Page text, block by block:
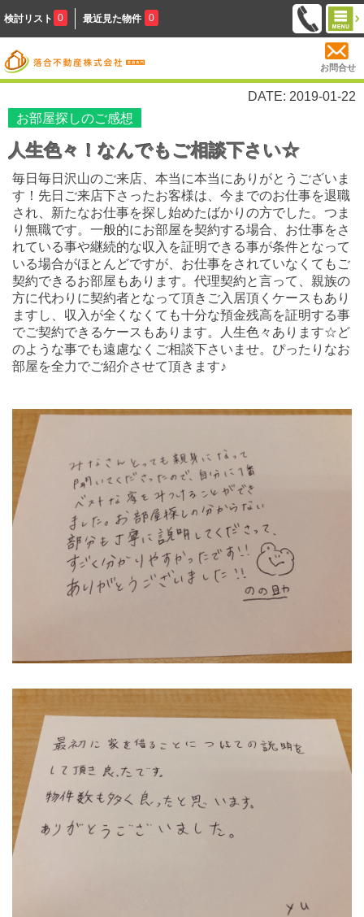
検討リスト 0 最近見た物件 0
お問合せ
DATE: 2019-01-22
お部屋探しのご感想
人生色々！なんでもご相談下さい☆
毎日毎日沢山のご来店、本当に本当にありがとうございま
す！先日ご来店下さったお客様は、今までのお仕事を退職
され、新たなお仕事を探し始めたばかりの方でした。つま
り無職です。一般的にお部屋を契約する場合、お仕事をさ
れている事や継続的な収入を証明できる事が条件となって
いる場合がほとんどですが、お仕事をされていなくてもご
契約できるお部屋もあります。代理契約と言って、親族の
方に代わりに契約者となって頂きご入居頂くケースもあり
ますし、収入が全くなくても十分な預金残高を証明する事
でご契約できるケースもあります。人生色々あります☆ど
のような事でも遠慮なくご相談下さいませ。ぴったりなお
部屋を全力でご紹介させて頂きます♪